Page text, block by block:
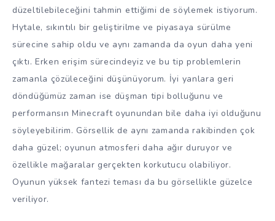
düzeltilebileceğini tahmin ettiğimi de söylemek istiyorum.
Hytale, sıkıntılı bir geliştirilme ve piyasaya sürülme
sürecine sahip oldu ve aynı zamanda da oyun daha yeni
çıktı. Erken erişim sürecindeyiz ve bu tip problemlerin
zamanla çözüleceğini düşünüyorum. İyi yanlara geri
döndüğümüz zaman ise düşman tipi bolluğunu ve
performansın Minecraft oyunundan bile daha iyi olduğunu
söyleyebilirim. Görsellik de aynı zamanda rakibinden çok
daha güzel; oyunun atmosferi daha ağır duruyor ve
özellikle mağaralar gerçekten korkutucu olabiliyor.
Oyunun yüksek fantezi teması da bu görsellikle güzelce
veriliyor.